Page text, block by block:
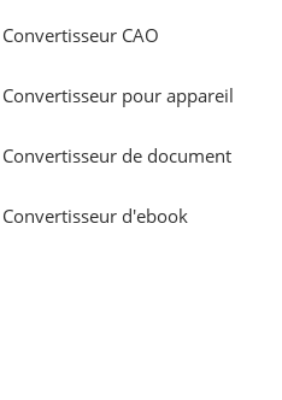
Convertisseur CAO
Convertisseur pour appareil
Convertisseur de document
Convertisseur d'ebook